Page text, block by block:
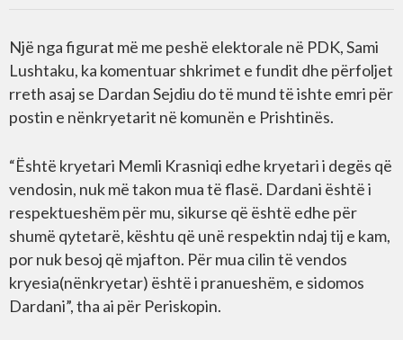
Një nga figurat më me peshë elektorale në PDK, Sami
Lushtaku, ka komentuar shkrimet e fundit dhe përfoljet
rreth asaj se Dardan Sejdiu do të mund të ishte emri për
postin e nënkryetarit në komunën e Prishtinës.
“Është kryetari Memli Krasniqi edhe kryetari i degës që
vendosin, nuk më takon mua të flasë. Dardani është i
respektueshëm për mu, sikurse që është edhe për
shumë qytetarë, kështu që unë respektin ndaj tij e kam,
por nuk besoj që mjafton. Për mua cilin të vendos
kryesia(nënkryetar) është i pranueshëm, e sidomos
Dardani”, tha ai për Periskopin.